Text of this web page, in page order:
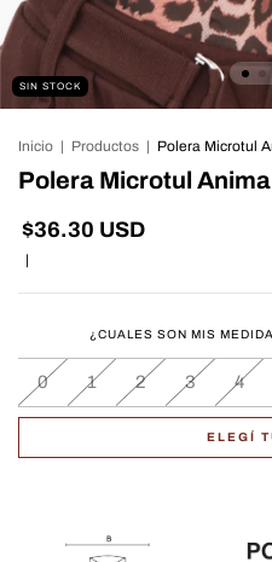
SIN STOCK
Inicio | Productos | Polera Microtul
Polera Microtul
$36.30 USD
|
0 1 2 3 4
¿CUALES SON MIS
ELEGÍ